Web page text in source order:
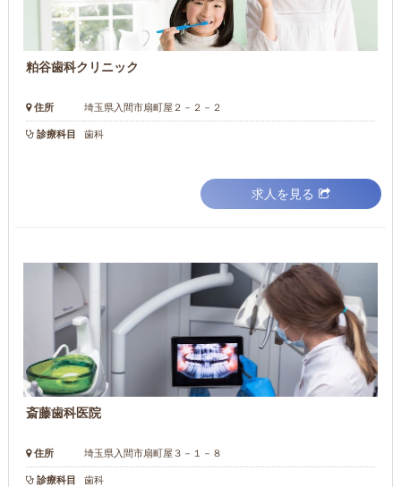
粕谷歯科クリニック
住所 埼玉県入間市扇町屋２－２－２
診療科目 歯科
求人を見る
斎藤歯科医院
住所 埼玉県入間市扇町屋３－１－８
診療科目 歯科